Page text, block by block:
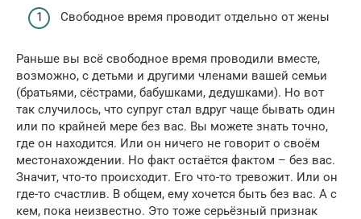
Свободное время проводит отдельно от жены
Раньше вы всё свободное время проводили вместе,
возможно, с детьми и другими членами вашей семьи
(братьями, сёстрами, бабушками, дедушками). Но вот
так случилось, что супруг стал вдруг чаще бывать один
или по крайней мере без вас. Вы можете знать точно,
где он находится. Или он ничего не говорит о своём
местонахождении. Но факт остаётся фактом – без вас.
Значит, что-то происходит. Его что-то тревожит. Или он
где-то счастлив. В общем, ему хочется быть без вас. А с
кем, пока неизвестно. Это тоже серьёзный признак